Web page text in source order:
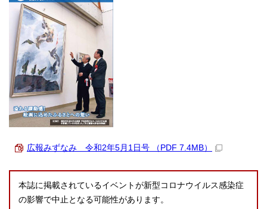
広報みずなみ 令和2年5月1日号 （PDF 7.4MB）
本誌に掲載されているイベントが新型コロナウイルス感染症
の影響で中止となる可能性があります。